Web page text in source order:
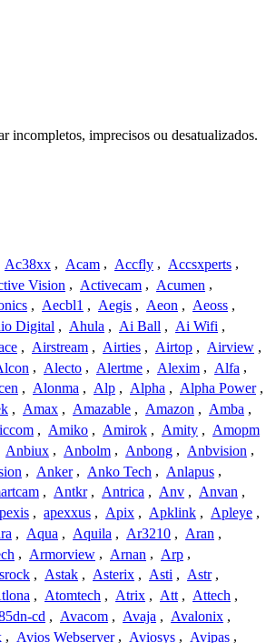
incompletos, imprecisos ou desatualizados.
Ac38xx , Acam , Accfly , Accsxperts ,
Vision , Activecam , Acumen ,
, Aecbl1 , Aegis , Aeon , Aeoss ,
Digital , Ahula , Ai Ball , Ai Wifi ,
, Airstream , Airties , Airtop , Airview ,
, Alecto , Alertme , Alexim , Alfa ,
, Alonma , Alp , Alpha , Alpha Power ,
, Amax , Amazable , Amazon , Amba ,
, Amiko , Amirok , Amity , Amopm
Anbiux , Anbolm , Anbong , Anbvision ,
, Anker , Anko Tech , Anlapus ,
, Antkr , Antrica , Anv , Anvan ,
, apexxus , Apix , Apklink , Apleye ,
, Aqua , Aquila , Ar3210 , Aran ,
, Armorview , Arnan , Arp ,
, Astak , Asterix , Asti , Astr ,
, Atomtech , Atrix , Att , Attech ,
cd , Avacom , Avaja , Avalonix ,
, Avios Webserver , Aviosys , Avipas ,